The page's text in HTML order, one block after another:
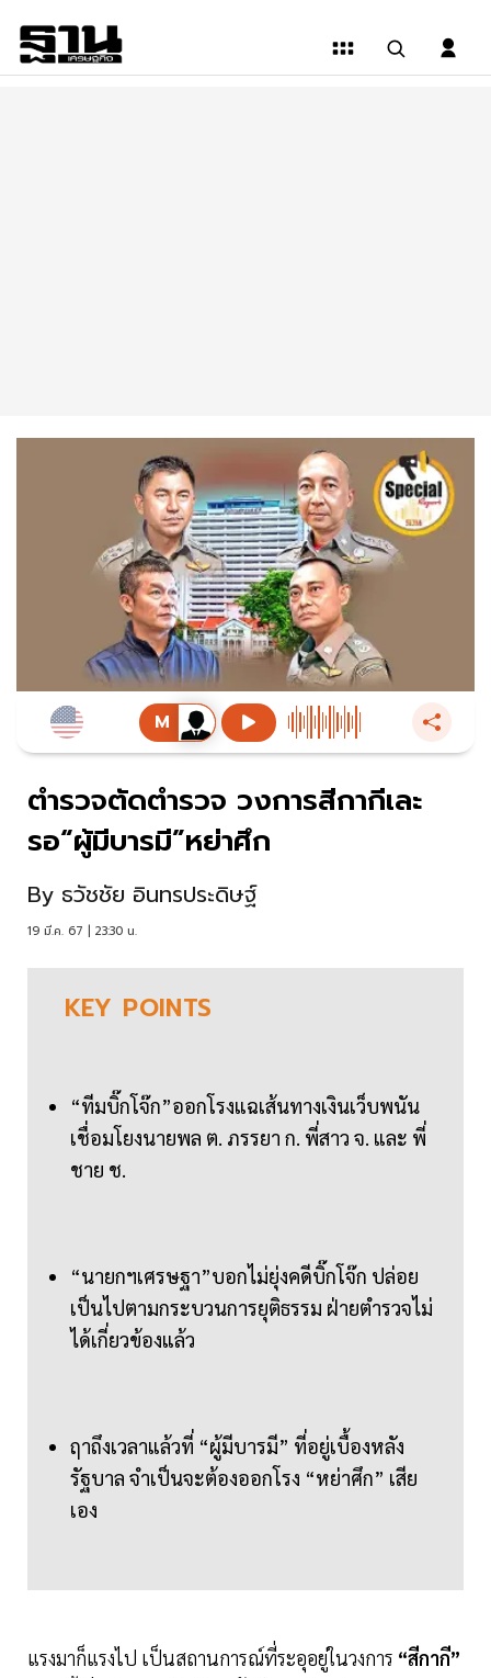
ตำรวจตัดตำรวจ วงการสีกากีเละ
รอ“ผู้มีบารมี”หย่าศึก
By ธวัชชัย อินทรประดิษฐ์
19 มี.ค. 67 | 23:30 น.
KEY POINTS
“ทีมบิ๊กโจ๊ก”ออกโรงแฉเส้นทางเงินเว็บพนัน
เชื่อมโยงนายพล ต. ภรรยา ก. พี่สาว จ. และ พี่
ชาย ช.
“นายกฯเศรษฐา”บอกไม่ยุ่งคดีบิ๊กโจ๊ก ปล่อย
เป็นไปตามกระบวนการยุติธรรม ฝ่ายตำรวจไม่
ได้เกี่ยวข้องแล้ว
ฤาถึงเวลาแล้วที่ “ผู้มีบารมี” ที่อยู่เบื้องหลัง
รัฐบาล จำเป็นจะต้องออกโรง “หย่าศึก” เสีย
เอง
แรงมาก็แรงไป เป็นสถานการณ์ที่ระอุอยู่ในวงการ “สีกากี”